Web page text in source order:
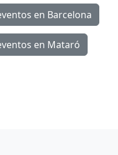
en Barcelona
en Mataró